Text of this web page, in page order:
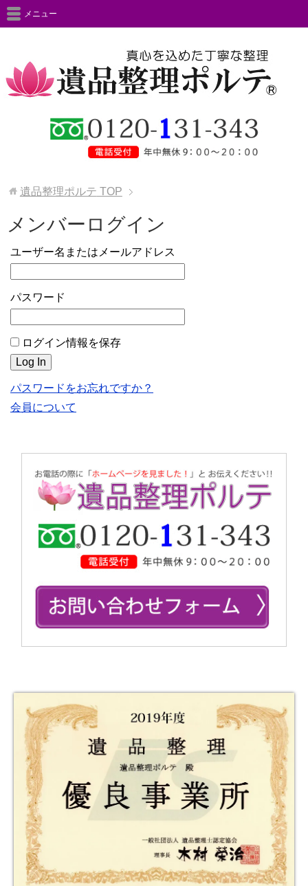
メニュー
遺品整理ポルテ TOP
メンバーログイン
ユーザー名またはメールアドレス
パスワード
ログイン情報を保存
パスワードをお忘れですか？
会員について